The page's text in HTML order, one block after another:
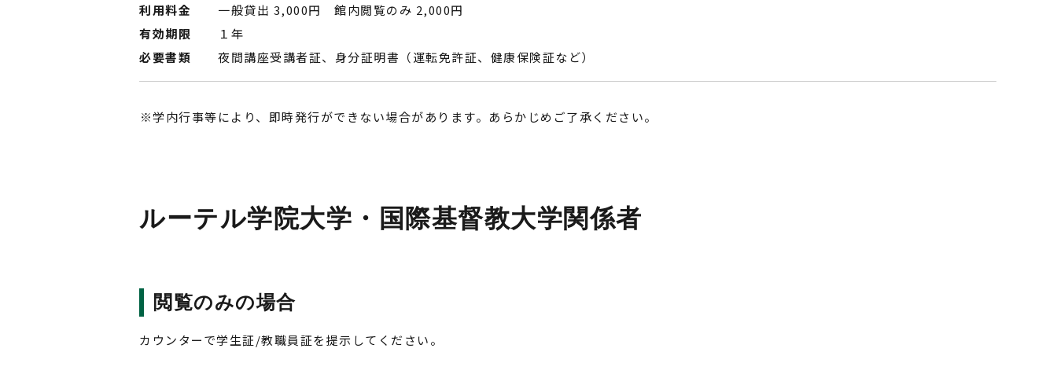
利用料金
一般貸出 3,000円 館内閲覧のみ 2,000円
有効期限
１年
必要書類
夜間講座受講者証、身分証明書（運転免許証、健康保険証など）
学内行事等により、即時発行ができない場合があります。あらかじめご了承ください。
ルーテル学院大学・国際基督教大学関係者
閲覧のみの場合
カウンターで学生証/教職員証を提示してください。